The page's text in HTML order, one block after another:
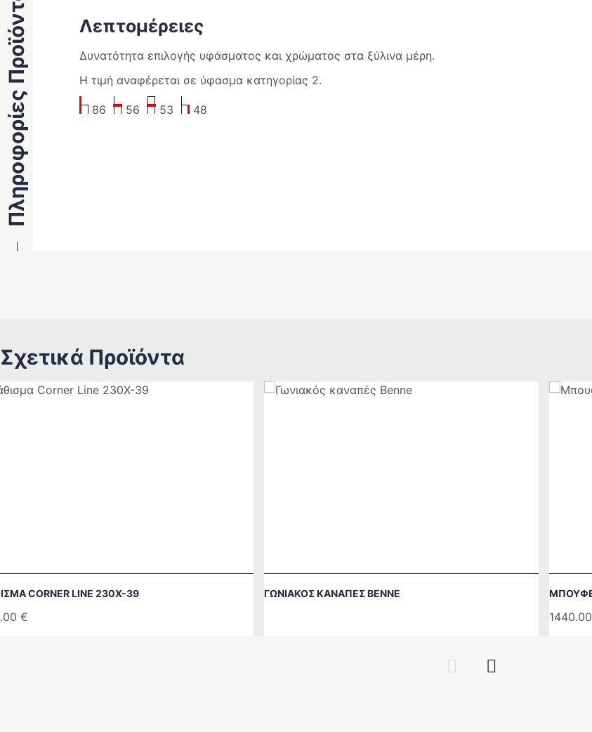
Πληροφορίες Προϊόντος Λεπτομέρειες
Δυνατότητα επιλογής υφάσματος και χρώματος στα ξύλινα μέρη.
Η τιμή αναφέρεται σε ύφασμα κατηγορίας 2.
86 56 53 48
Σχετικά Προϊόντα
Previous
CORNER LINE 230Χ-39
€
ΓΩΝΙΑΚΌΣ ΚΑΝΑΠΈΣ BENNE
1440.00
Next